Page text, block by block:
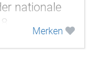
nationale
JederMerken